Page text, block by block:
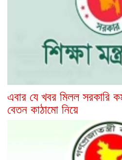
এবার যে খবর মিলল সরকারি
বেতন কাঠামো নিয়ে